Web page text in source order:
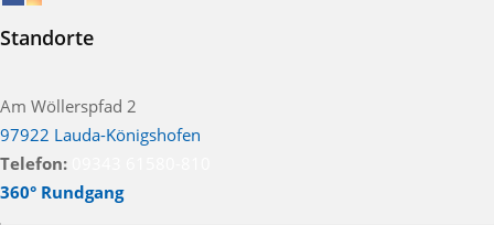
Standorte
Am Wöllerspfad 2
97922 Lauda-Königshofen
Telefon:
360° Rundgang